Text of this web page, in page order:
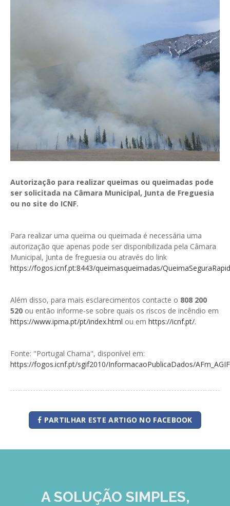
GESDocumental
GESEstatística
GESFaturação
GESInventário
GESMarcação
GESSocial
GESSNC-AP
GESPopulação
GESRecrutamento
GESToponímia
GESVencimento
Autorização para realizar queimas ou queimadas pode
ser solicitada na Câmara Municipal, Junta de Freguesia
ou no site do ICNF.
Para realizar uma queima ou queimada é necessária uma
autorização que apenas pode ser disponibilizada pela Câmara
Municipal, Junta de freguesia ou através do link
https://fogos.icnf.pt:8443/queimasqueimadas/
Além disso, para mais esclarecimentos contacte o 808 200
520 ou então informe-se sobre quais os riscos de incêndio em
https://www.ipma.pt/pt/index.html ou em https://icnf.pt/.
Fonte: "Portugal Chama", disponível em:
https://fogos.icnf.pt/sgif2010/InformacaoPublicaDados/
PARTILHAR ESTE ARTIGO NO FACEBOOK
A SOLUÇÃO SIMPLES,